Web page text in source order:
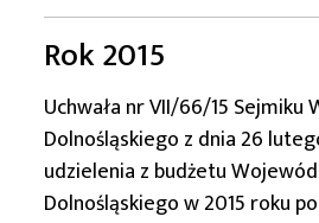
Rok 2015
Uchwała nr VII/66/15
Dolnośląskiego z dnia 26
udzielenia z budżetu
Dolnośląskiego w 2015 roku